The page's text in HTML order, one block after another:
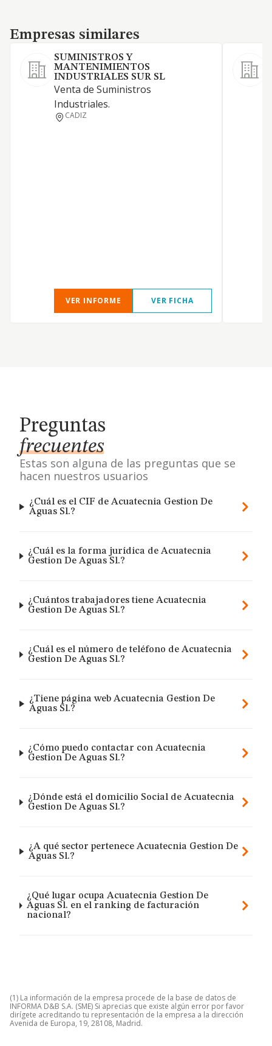
Empresas similares
Empresas similares
SUMINISTROS Y
MANTENIMIENTOS
INDUSTRIALES SUR SL
Venta de Suministros
Industriales.
CADIZ
VER INFORME VER FICHA
Preguntas
frecuentes
Estas son alguna de las preguntas que se
hacen nuestros usuarios
¿Cuál es el CIF de Acuatecnia Gestion De
Aguas Sl.?
¿Cuál es la forma jurídica de Acuatecnia
Gestion De Aguas Sl.?
¿Cuántos trabajadores tiene Acuatecnia
Gestion De Aguas Sl.?
¿Cuál es el número de teléfono de Acuatecnia
Gestion De Aguas Sl.?
¿Tiene página web Acuatecnia Gestion De
Aguas Sl.?
¿Cómo puedo contactar con Acuatecnia
Gestion De Aguas Sl.?
¿Dónde está el domicilio Social de Acuatecnia
Gestion De Aguas Sl.?
¿A qué sector pertenece Acuatecnia Gestion De
Aguas Sl.?
¿Qué lugar ocupa Acuatecnia Gestion De
Aguas Sl. en el ranking de facturación
nacional?
(1) La información de la empresa procede de la base de datos de
INFORMA D&B S.A. (SME) Si aprecias que existe algún error por favor
dirígete acreditando tu representación de la empresa a la dirección
Avenida de Europa, 19, 28108, Madrid.